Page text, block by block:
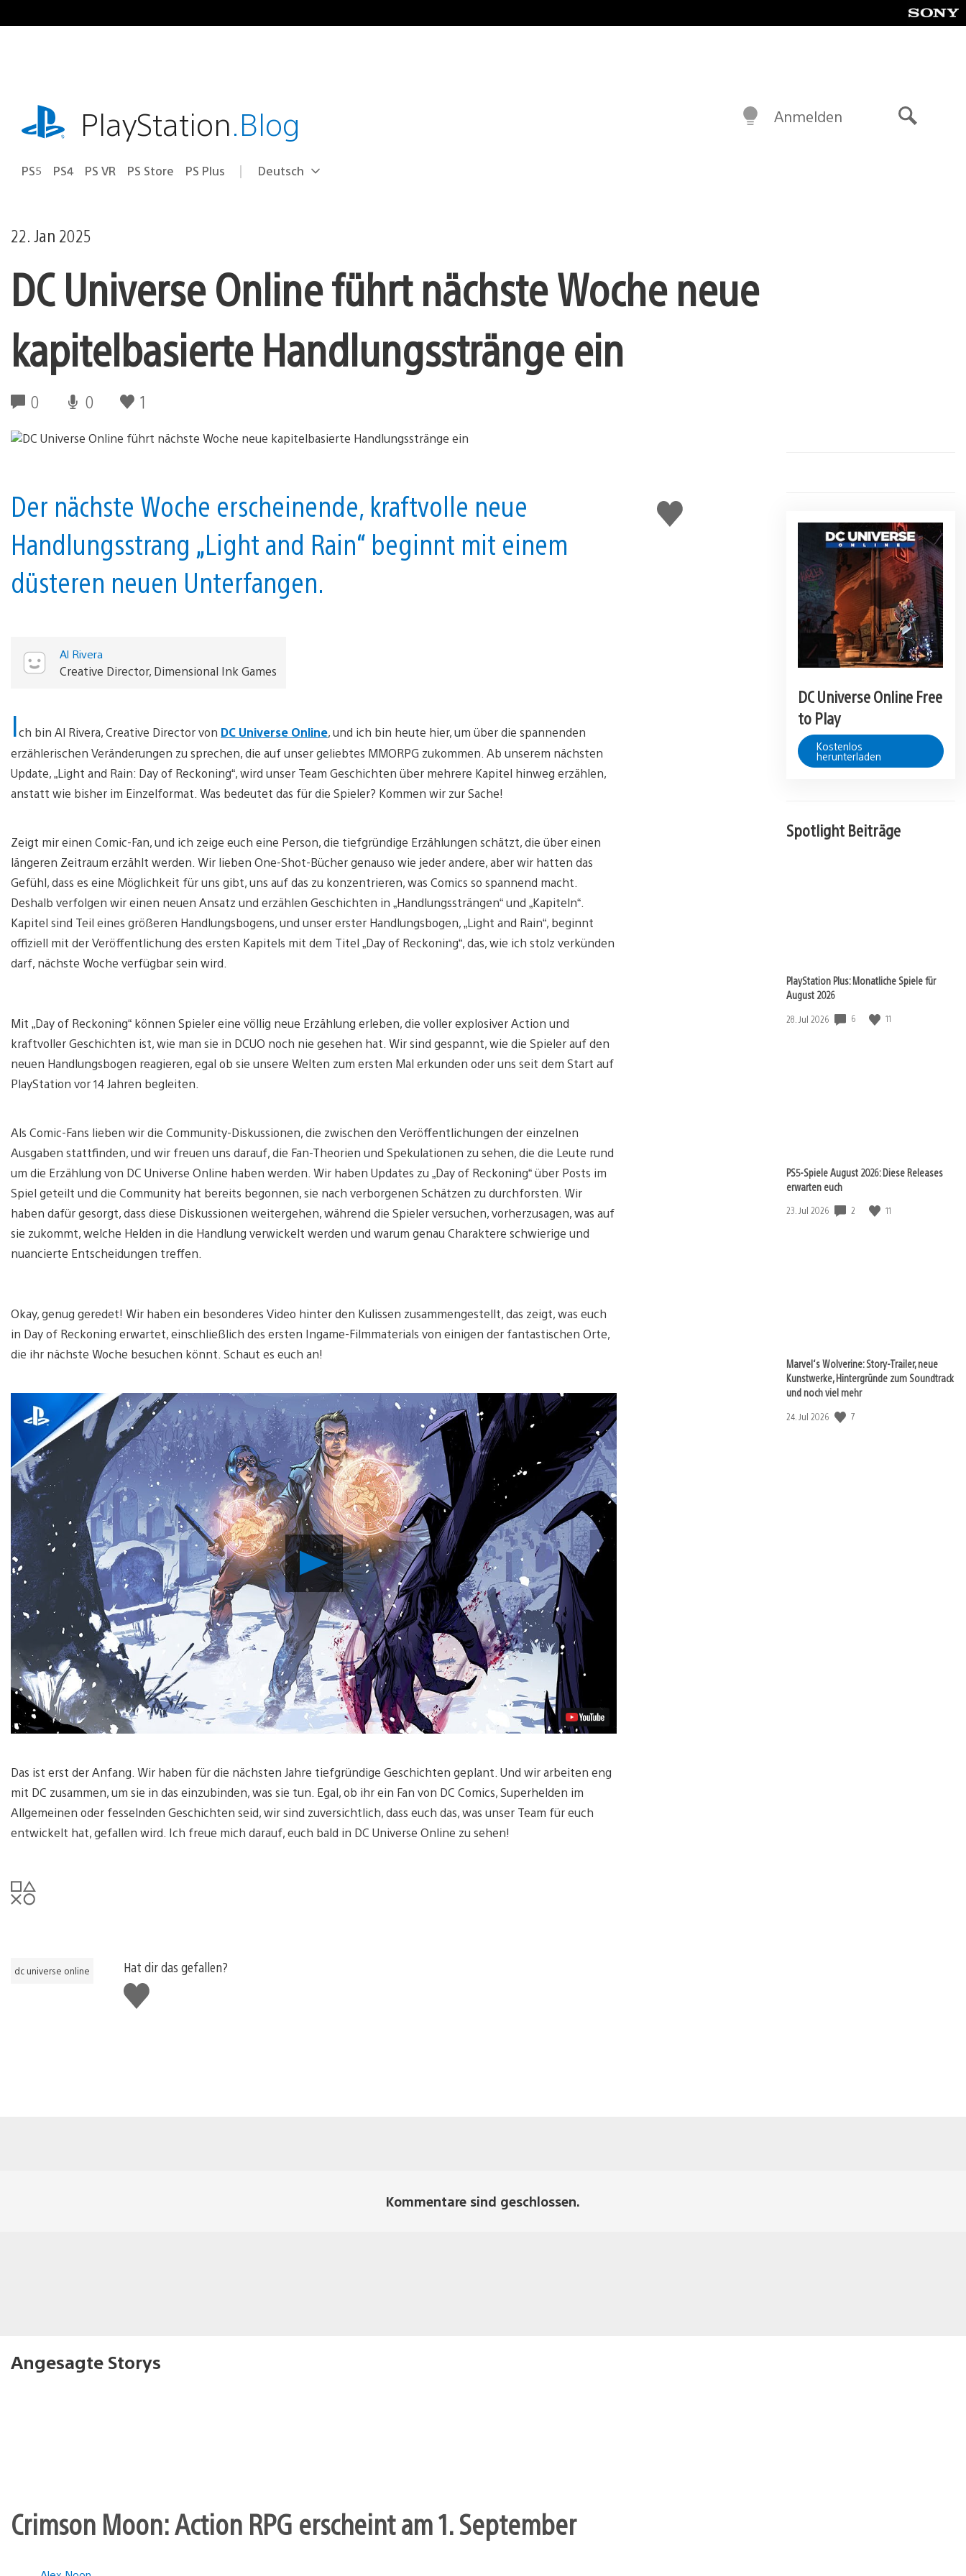
Inhalt
playstation.comPlayStation.Blog
PS5 PS4 PS VR PS Store PS Plus Select
Aktuelle
Deutsch
Anmelden
22. Jan 2025
DC Universe Online führt nächste Woche neue
kapitelbasierte Handlungsstränge ein
0 0 1
Gefällt
mir
Der nächste Woche erscheinende, kraftvolle neue
Handlungsstrang „Light and Rain“ beginnt mit einem
düsteren neuen Unterfangen.
Al Rivera
Creative Director, Dimensional Ink Games
Ich bin Al Rivera, Creative Director von DC Universe Online, und ich bin heute hier, um über die spannenden
erzählerischen Veränderungen zu sprechen, die auf unser geliebtes MMORPG zukommen. Ab unserem nächsten
Update, „Light and Rain: Day of Reckoning“, wird unser Team Geschichten über mehrere Kapitel hinweg erzählen,
anstatt wie bisher im Einzelformat. Was bedeutet das für die Spieler? Kommen wir zur Sache!
Zeigt mir einen Comic-Fan, und ich zeige euch eine Person, die tiefgründige Erzählungen schätzt, die über einen
längeren Zeitraum erzählt werden. Wir lieben One-Shot-Bücher genauso wie jeder andere, aber wir hatten das
Gefühl, dass es eine Möglichkeit für uns gibt, uns auf das zu konzentrieren, was Comics so spannend macht.
Deshalb verfolgen wir einen neuen Ansatz und erzählen Geschichten in „Handlungssträngen“ und „Kapiteln“.
Kapitel sind Teil eines größeren Handlungsbogens, und unser erster Handlungsbogen, „Light and Rain“, beginnt
offiziell mit der Veröffentlichung des ersten Kapitels mit dem Titel „Day of Reckoning“, das, wie ich stolz verkünden
darf, nächste Woche verfügbar sein wird.
Mit „Day of Reckoning“ können Spieler eine völlig neue Erzählung erleben, die voller explosiver Action und
kraftvoller Geschichten ist, wie man sie in DCUO noch nie gesehen hat. Wir sind gespannt, wie die Spieler auf den
neuen Handlungsbogen reagieren, egal ob sie unsere Welten zum ersten Mal erkunden oder uns seit dem Start auf
PlayStation vor 14 Jahren begleiten.
Als Comic-Fans lieben wir die Community-Diskussionen, die zwischen den Veröffentlichungen der einzelnen
Ausgaben stattfinden, und wir freuen uns darauf, die Fan-Theorien und Spekulationen zu sehen, die die Leute rund
um die Erzählung von DC Universe Online haben werden. Wir haben Updates zu „Day of Reckoning“ über Posts im
Spiel geteilt und die Community hat bereits begonnen, sie nach verborgenen Schätzen zu durchforsten. Wir
haben dafür gesorgt, dass diese Diskussionen weitergehen, während die Spieler versuchen, vorherzusagen, was auf
sie zukommt, welche Helden in die Handlung verwickelt werden und warum genau Charaktere schwierige und
nuancierte Entscheidungen treffen.
Okay, genug geredet! Wir haben ein besonderes Video hinter den Kulissen zusammengestellt, das zeigt, was euch
in Day of Reckoning erwartet, einschließlich des ersten Ingame-Filmmaterials von einigen der fantastischen Orte,
die ihr nächste Woche besuchen könnt. Schaut es euch an!
Video
abspielen
Das ist erst der Anfang. Wir haben für die nächsten Jahre tiefgründige Geschichten geplant. Und wir arbeiten eng
mit DC zusammen, um sie in das einzubinden, was sie tun. Egal, ob ihr ein Fan von DC Comics, Superhelden im
Allgemeinen oder fesselnden Geschichten seid, wir sind zuversichtlich, dass euch das, was unser Team für euch
entwickelt hat, gefallen wird. Ich freue mich darauf, euch bald in DC Universe Online zu sehen!
dc universe online
Hat dir das gefallen?
Gefällt
mir
DC Universe Online Free
to Play
Kostenlos
herunterladen
Spotlight Beiträge
PlayStation Plus: Monatliche Spiele für
August 2026
Veröffentlichungsdatum:
28. Jul 2026 6 11
PS5-Spiele August 2026: Diese Releases
erwarten euch
Veröffentlichungsdatum:
23. Jul 2026 2 11
Marvel‘s Wolverine: Story-Trailer, neue
Kunstwerke, Hintergründe zum Soundtrack
und noch viel mehr
Veröffentlichungsdatum:
24. Jul 2026 7
Kommentare sind geschlossen.
Angesagte Storys
Crimson Moon: Action RPG erscheint am 1. September